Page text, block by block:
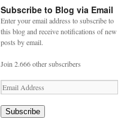
Subscribe to Blog via Email
Enter your email address to subscribe to
this blog and receive notifications of new
posts by email.
Join 2.666 other subscribers
Email
Address
Subscribe